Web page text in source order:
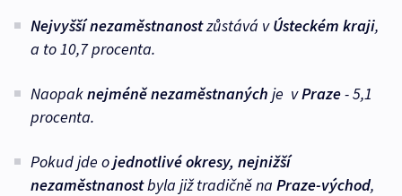
Nejvyšší nezaměstnanostzůstává vÚsteckém kraji,
a to 10,7 procenta.
Naopaknejméně nezaměstnaných je vPraze- 5,1
procenta.
Pokud jde ojednotlivé okresy, nejnižší
nezaměstnanostbyla již tradičně na Praze-východ,